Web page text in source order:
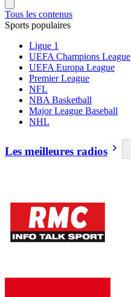
Tous les contenus
Sports populaires
Ligue 1
UEFA Champions League
UEFA Europa League
Premier League
NFL
NBA Basketball
Major League Baseball
NHL
Les meilleures radios